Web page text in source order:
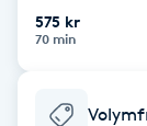
Barber
Barnklippning
575 kr
70 min